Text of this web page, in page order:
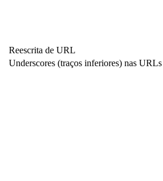
Reescrita de URL
Underscores (traços inferiores) nas URLs